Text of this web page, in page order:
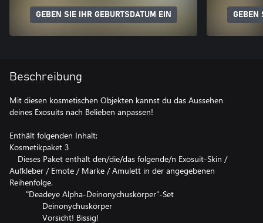
GEBEN SIE IHR GEBURTSDATUM EIN GEBEN
Beschreibung
Mit diesen kosmetischen Objekten kannst du das Aussehen
deines Exosuits nach Belieben anpassen!
Enthält folgenden Inhalt:
Kosmetikpaket 3
Dieses Paket enthält den/die/das folgende/n Exosuit-Skin /
Aufkleber / Emote / Marke / Amulett in der angegebenen
Reihenfolge.
"Deadeye Alpha-Deinonychuskörper"-Set
Deinonychuskörper
Vorsicht! Bissig!